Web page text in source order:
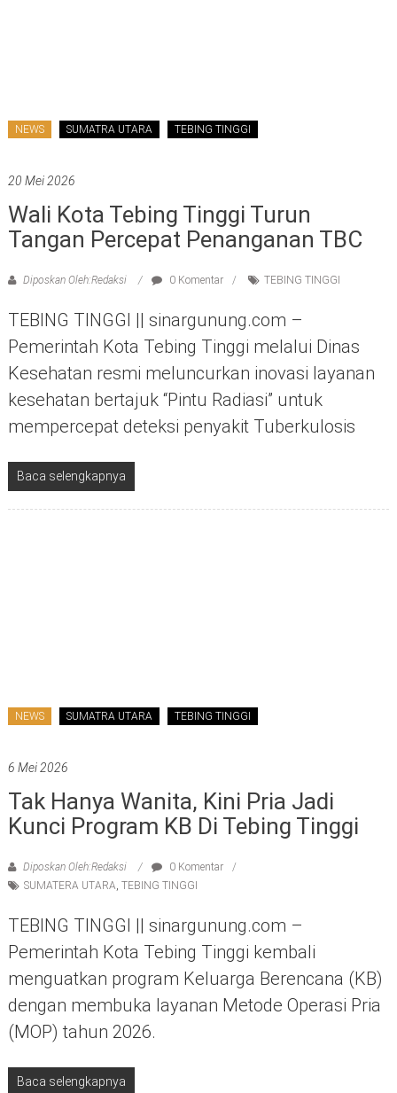
NEWS SUMATRA UTARA TEBING TINGGI
20 Mei 2026
Wali Kota Tebing Tinggi Turun
Tangan Percepat Penanganan TBC
Diposkan Oleh:Redaksi 0 Komentar TEBING TINGGI
TEBING TINGGI || sinargunung.com –
Pemerintah Kota Tebing Tinggi melalui Dinas
Kesehatan resmi meluncurkan inovasi layanan
kesehatan bertajuk “Pintu Radiasi” untuk
mempercepat deteksi penyakit Tuberkulosis
Baca selengkapnya
NEWS SUMATRA UTARA TEBING TINGGI
6 Mei 2026
Tak Hanya Wanita, Kini Pria Jadi
Kunci Program KB Di Tebing Tinggi
Diposkan Oleh:Redaksi
0 Komentar
SUMATERA UTARA, TEBING TINGGI
TEBING TINGGI || sinargunung.com –
Pemerintah Kota Tebing Tinggi kembali
menguatkan program Keluarga Berencana (KB)
dengan membuka layanan Metode Operasi Pria
(MOP) tahun 2026.
Baca selengkapnya